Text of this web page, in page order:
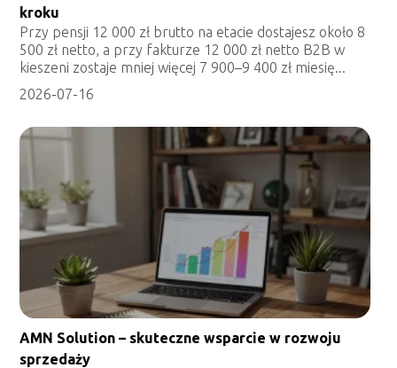
kroku
Przy pensji 12 000 zł brutto na etacie dostajesz około 8
500 zł netto, a przy fakturze 12 000 zł netto B2B w
kieszeni zostaje mniej więcej 7 900–9 400 zł miesię...
2026-07-16
AMN Solution – skuteczne wsparcie w rozwoju
sprzedaży